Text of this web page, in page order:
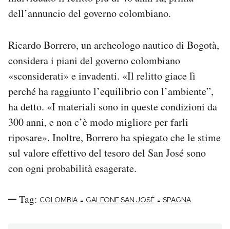
dell’annuncio del governo colombiano.
Ricardo Borrero, un archeologo nautico di Bogotà,
considera i piani del governo colombiano
«sconsiderati» e invadenti. «Il relitto giace lì
perché ha raggiunto l’equilibrio con l’ambiente”,
ha detto. «I materiali sono in queste condizioni da
300 anni, e non c’è modo migliore per farli
riposare». Inoltre, Borrero ha spiegato che le stime
sul valore effettivo del tesoro del San José sono
con ogni probabilità esagerate.
Tag: COLOMBIA - GALEONE SAN JOSÉ - SPAGNA